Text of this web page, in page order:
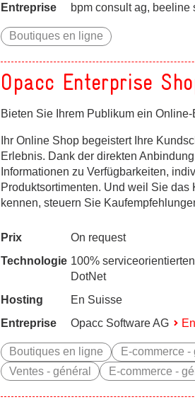
Entreprise
bpm consult ag, beeline
Boutiques en ligne
Opacc Enterprise
Bieten Sie Ihrem Publikum ein
Ihr Online Shop begeistert Ihre
Erlebnis. Dank der direkten
Informationen zu Verfügbarkeiten,
Produktsortimenten. Und weil Sie
kennen, steuern Sie
Prix
On request
Technologie 100%
DotNet
Hosting
En Suisse
Entreprise
Opacc Software AG
Boutiques en ligne E-commerce -
Ventes - général
E-commerce -